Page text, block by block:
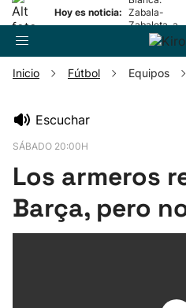
Hoy es noticia: Zabala-
Zabaleta, a
la final
Pelota
Inicio Fútbol Equipos
Escuchar
SÁBADO 20:00H
Los armeros
Barça, pero